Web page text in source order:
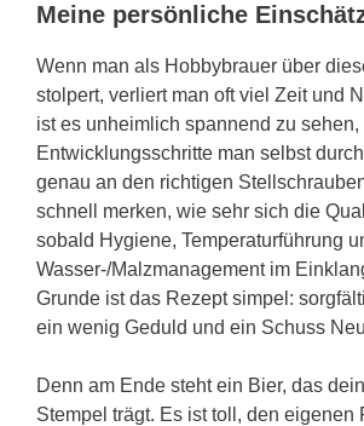
Meine persönliche
Wenn man als Hobbybrauer über
stolpert, verliert man oft viel Zeit und
ist es unheimlich spannend zu
Entwicklungsschritte man selbst
genau an den richtigen
schnell merken, wie sehr sich die
sobald Hygiene, Temperaturführung
Wasser-/Malzmanagement im
Grunde ist das Rezept simpel:
ein wenig Geduld und ein Schuss
Denn am Ende steht ein Bier, das
Stempel trägt. Es ist toll, den eigenen